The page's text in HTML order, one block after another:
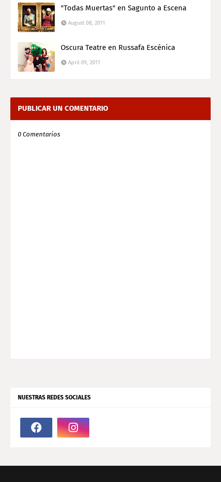
"Todas Muertas" en Sagunto a Escena
August 08, 2011
Oscura Teatre en Russafa Escènica
April 09, 2011
PUBLICAR UN COMENTARIO
0 Comentarios
NUESTRAS REDES SOCIALES